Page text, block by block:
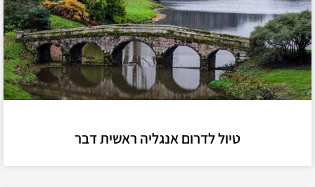
טיול לדרום אנגליה ראשית דבר